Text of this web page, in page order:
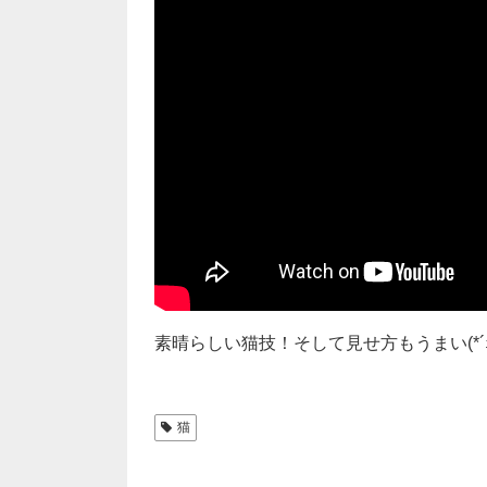
素晴らしい猫技！そして見せ方もうまい(*´
猫